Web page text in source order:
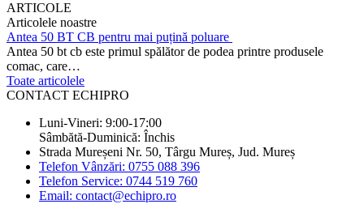
ARTICOLE
Articolele noastre
Antea 50 BT CB pentru mai puțină poluare
Antea 50 bt cb este primul spălător de podea printre produsele
comac, care…
Toate articolele
CONTACT ECHIPRO
Luni-Vineri: 9:00-17:00
Sâmbătă-Duminică: Închis
Strada Mureșeni Nr. 50, Târgu Mureș, Jud. Mureș
Telefon Vânzări: 0755 088 396
Telefon Service: 0744 519 760
Email: contact@echipro.ro